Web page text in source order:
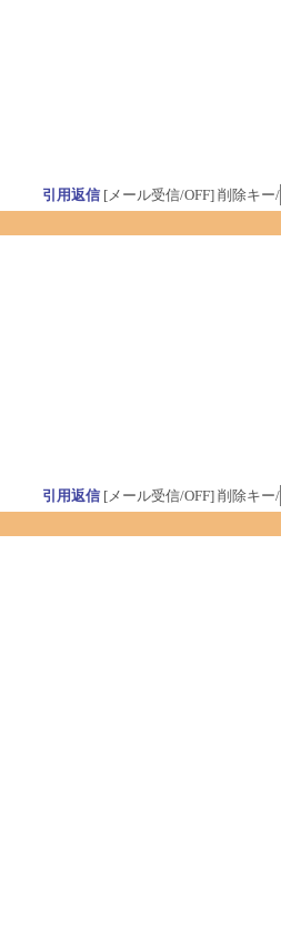
引用返信[メール受信/OFF] 削除キー/
引用返信[メール受信/OFF] 削除キー/